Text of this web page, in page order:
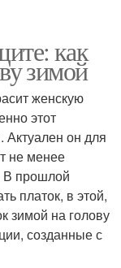
как
зимой
женскую
этот
Актуален он для
не менее
В прошлой
платок, в этой,
зимой на голову
созданные с